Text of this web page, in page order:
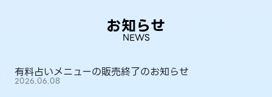
お知らせ
NEWS
有料占いメニューの販売終了のお知らせ
2026.06.08